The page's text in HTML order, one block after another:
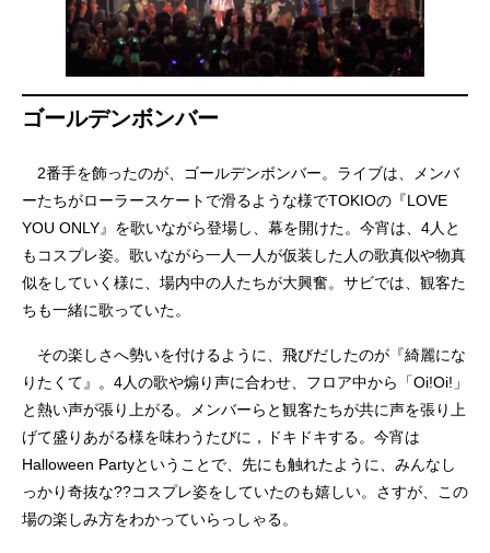
ゴールデンボンバー
2番手を飾ったのが、ゴールデンボンバー。ライブは、メンバ
ーたちがローラースケートで滑るような様でTOKIOの『LOVE
YOU ONLY』を歌いながら登場し、幕を開けた。今宵は、4人と
もコスプレ姿。歌いながら一人一人が仮装した人の歌真似や物真
似をしていく様に、場内中の人たちが大興奮。サビでは、観客た
ちも一緒に歌っていた。
その楽しさへ勢いを付けるように、飛びだしたのが『綺麗にな
りたくて』。4人の歌や煽り声に合わせ、フロア中から「Oi!Oi!」
と熱い声が張り上がる。メンバーらと観客たちが共に声を張り上
げて盛りあがる様を味わうたびに，ドキドキする。今宵は
Halloween Partyということで、先にも触れたように、みんなし
っかり奇抜な??コスプレ姿をしていたのも嬉しい。さすが、この
場の楽しみ方をわかっていらっしゃる。